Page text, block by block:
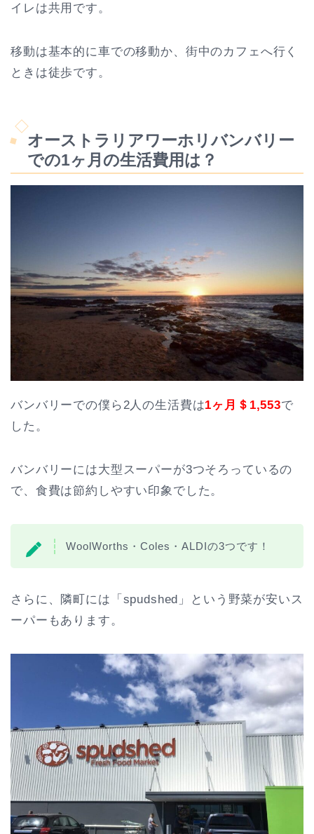
イレは共用です。
移動は基本的に車での移動か、街中のカフェへ行く
ときは徒歩です。
オーストラリアワーホリバンバリー
での1ヶ月の生活費用は？
バンバリーでの僕ら2人の生活費は1ヶ月＄1,553で
した。
バンバリーには大型スーパーが3つそろっているの
で、食費は節約しやすい印象でした。
WoolWorths・Coles・ALDIの3つです！
さらに、隣町には「spudshed」という野菜が安いス
ーパーもあります。